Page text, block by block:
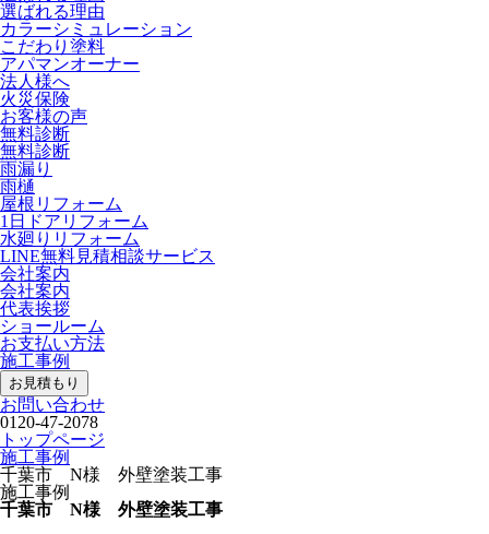
選ばれる理由
カラーシミュレーション
こだわり塗料
アパマンオーナー
法人様へ
火災保険
お客様の声
無料診断
無料診断
雨漏り
雨樋
屋根リフォーム
1日ドアリフォーム
水廻りリフォーム
LINE無料見積相談サービス
会社案内
会社案内
代表挨拶
ショールーム
お支払い方法
施工事例
お見積もり
お問い合わせ
0120-47-2078
トップページ
施工事例
千葉市 N様 外壁塗装工事
施工事例
千葉市 N様 外壁塗装工事